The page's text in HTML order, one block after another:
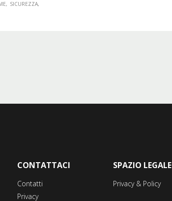
SICUREZZA
CONTATTACI
Contatti
Privacy
SPAZIO LEGALE
Privacy & Policy